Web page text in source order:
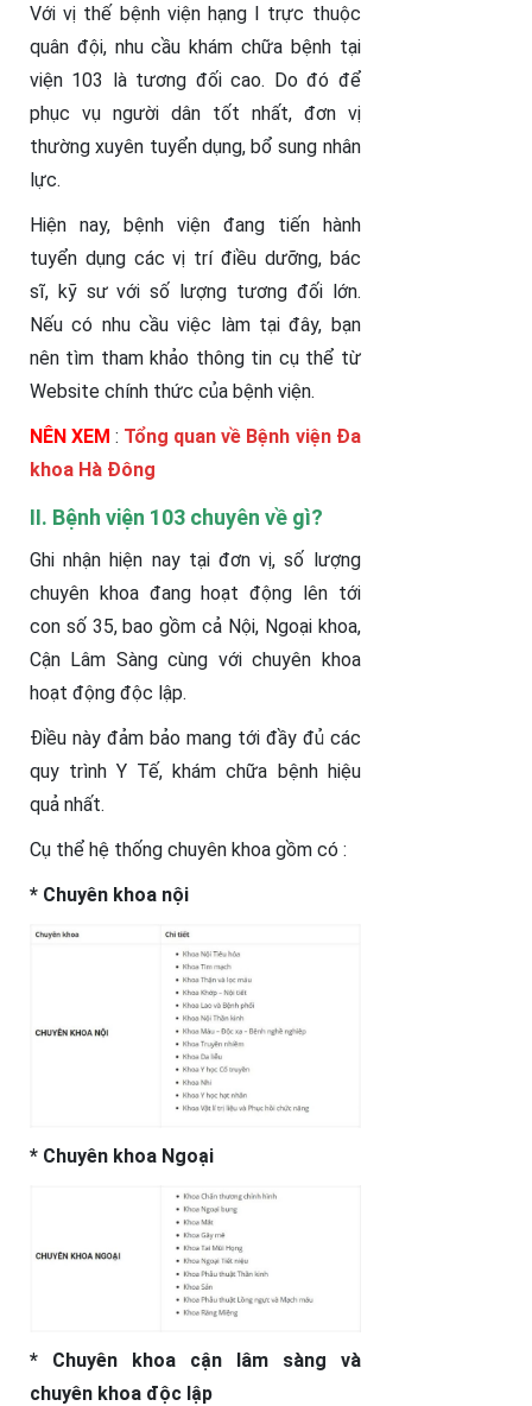
Với vị thế bệnh viện hạng I trực thuộc
quân đội, nhu cầu khám chữa bệnh tại
viện 103 là tương đối cao. Do đó để
phục vụ người dân tốt nhất, đơn vị
thường xuyên tuyển dụng, bổ sung nhân
lực.
Hiện nay, bệnh viện đang tiến hành
tuyển dụng các vị trí điều dưỡng, bác
sĩ, kỹ sư với số lượng tương đối lớn.
Nếu có nhu cầu việc làm tại đây, bạn
nên tìm tham khảo thông tin cụ thể từ
Website chính thức của bệnh viện.
NÊN XEM : Tổng quan về Bệnh viện Đa
khoa Hà Đông
II. Bệnh viện 103 chuyên về gì?
Ghi nhận hiện nay tại đơn vị, số lượng
chuyên khoa đang hoạt động lên tới
con số 35, bao gồm cả Nội, Ngoại khoa,
Cận Lâm Sàng cùng với chuyên khoa
hoạt động độc lập.
Điều này đảm bảo mang tới đầy đủ các
quy trình Y Tế, khám chữa bệnh hiệu
quả nhất.
Cụ thể hệ thống chuyên khoa gồm có :
* Chuyên khoa nội
* Chuyên khoa Ngoại
* Chuyên khoa cận lâm sàng và
chuyên khoa độc lập